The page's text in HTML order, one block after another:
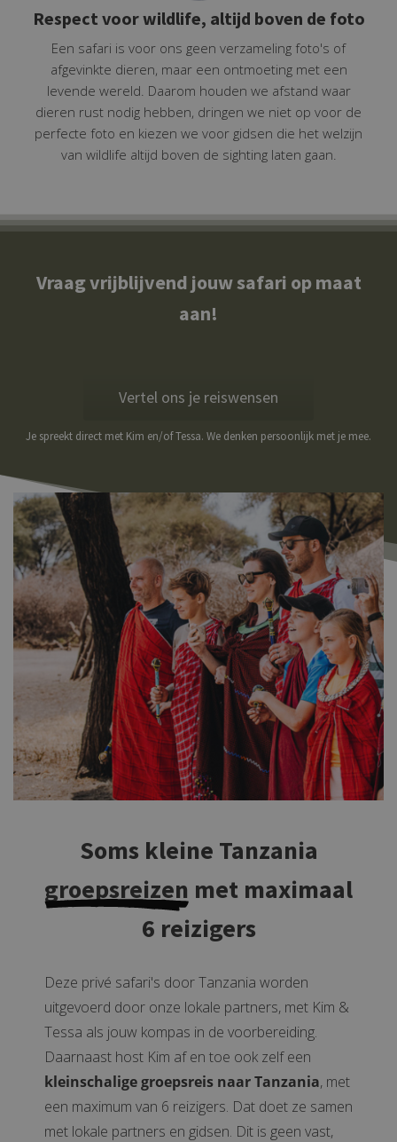
Respect voor wildlife, altijd boven de foto
Een safari is voor ons geen verzameling foto's of
afgevinkte dieren, maar een ontmoeting met een
levende wereld. Daarom houden we afstand waar
dieren rust nodig hebben, dringen we niet op voor de
perfecte foto en kiezen we voor gidsen die het welzijn
van wildlife altijd boven de sighting laten gaan.
Vraag vrijblijvend jouw safari op maat
aan!
Vertel ons je reiswensen
Je spreekt direct met Kim en/of Tessa. We denken persoonlijk met je mee.
Soms kleine Tanzania
groepsreizen met maximaal
6 reizigers
Deze privé safari's door Tanzania worden
uitgevoerd door onze lokale partners, met Kim &
Tessa als jouw kompas in de voorbereiding.
Daarnaast host Kim af en toe ook zelf een
kleinschalige groepsreis naar Tanzania, met
een maximum van 6 reizigers. Dat doet ze samen
met lokale partners en gidsen. Dit is geen vast,